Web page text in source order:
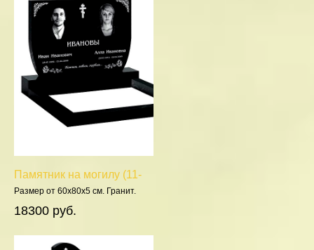
Памятник на могилу (11-
104)
Размер от 60х80х5 см. Гранит.
18300 руб.